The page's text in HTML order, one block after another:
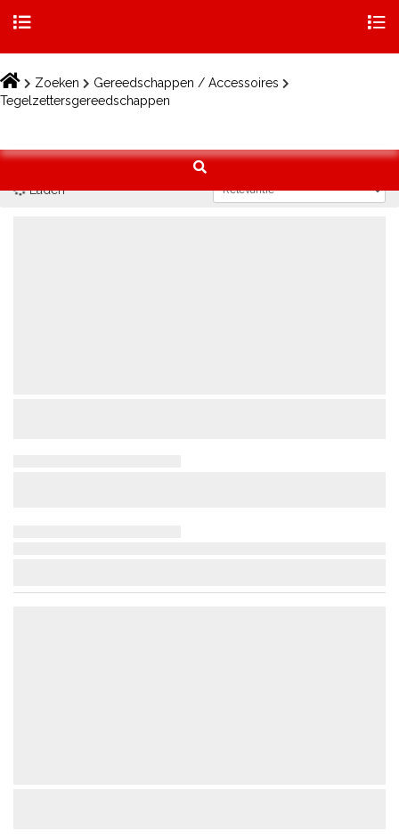
to
content
Zoeken
Gereedschappen / Accessoires
Tegelzettersgereedschappen
Laden